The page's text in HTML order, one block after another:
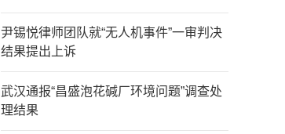
尹锡悦律师团队就“无人机事件”一审判决
结果提出上诉
武汉通报“昌盛泡花碱厂环境问题”调查处
理结果